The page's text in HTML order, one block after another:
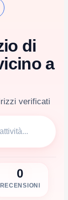
di
a
verificati
0
RECENSIONI